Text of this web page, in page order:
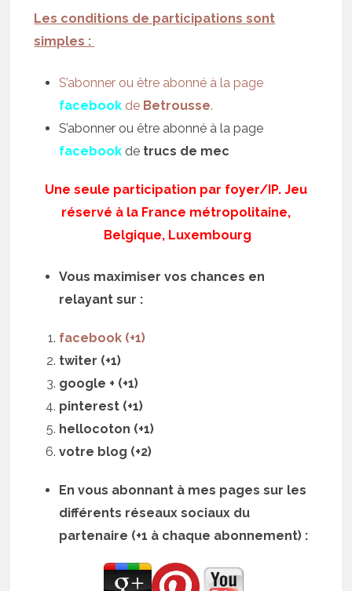
Les conditions de participations sont
simples :
S’abonner ou être abonné à la page
facebook de Betrousse.
S’abonner ou être abonné à la page
facebook de trucs de mec
Une seule participation par foyer/IP. Jeu
réservé à la France métropolitaine,
Belgique, Luxembourg
Vous maximiser vos chances en
relayant sur :
facebook (+1)
twiter (+1)
google + (+1)
pinterest (+1)
hellocoton (+1)
votre blog (+2)
En vous abonnant à mes pages sur les
différents réseaux sociaux du
partenaire (+1 à chaque abonnement) :